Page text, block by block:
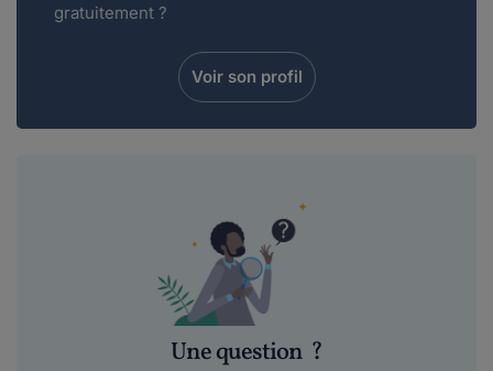
gratuitement ?
Voir son profil
Une question ?